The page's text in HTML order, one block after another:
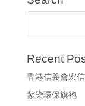
Recent
香港信義會宏
紮染環保旗袍